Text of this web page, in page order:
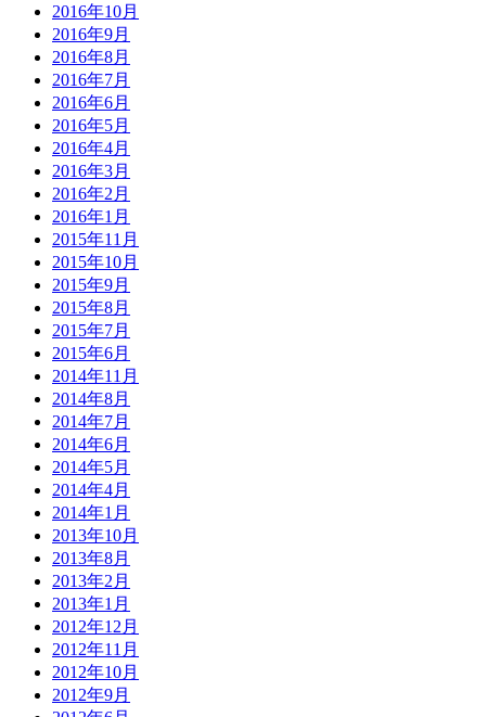
2016年10月
2016年9月
2016年8月
2016年7月
2016年6月
2016年5月
2016年4月
2016年3月
2016年2月
2016年1月
2015年11月
2015年10月
2015年9月
2015年8月
2015年7月
2015年6月
2014年11月
2014年8月
2014年7月
2014年6月
2014年5月
2014年4月
2014年1月
2013年10月
2013年8月
2013年2月
2013年1月
2012年12月
2012年11月
2012年10月
2012年9月